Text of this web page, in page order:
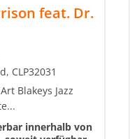
feat. Dr.
CLP32031
Blakeys Jazz
innerhalb von